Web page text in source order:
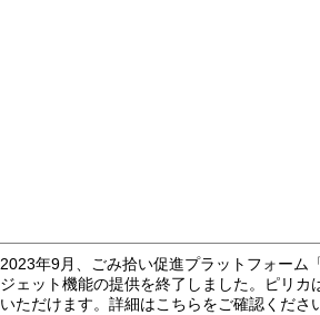
2023年9月、ごみ拾い促進プラットフォーム
ジェット機能の提供を終了しました。ピリカ
いただけます。詳細はこちらをご確認くださ